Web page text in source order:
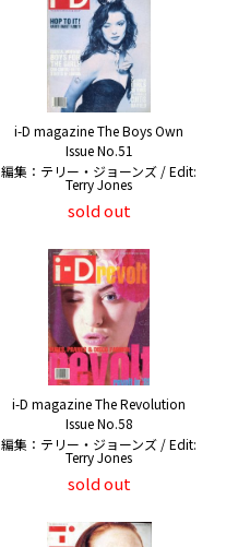
i-D magazine The Boys Own
Issue No.51
編集：テリー・ジョーンズ / Edit:
Terry Jones
sold out
i-D magazine The Revolution
Issue No.58
編集：テリー・ジョーンズ / Edit:
Terry Jones
sold out